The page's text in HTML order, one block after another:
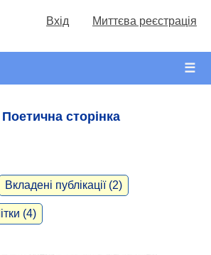
Вхід Миттєва реєстрація
☰
сторінка
Вкладені публікації (2)
(4)